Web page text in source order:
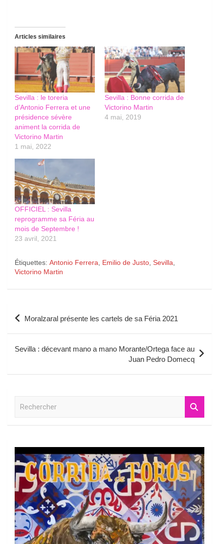
Articles similaires
Sevilla : le toreria
d’Antonio Ferrera et une
présidence sévère
animent la corrida de
Victorino Martin
1 mai, 2022
Sevilla : Bonne corrida de
Victorino Martin
4 mai, 2019
OFFICIEL : Sevilla
reprogramme sa Féria au
mois de Septembre !
23 avril, 2021
Étiquettes: Antonio Ferrera, Emilio de Justo, Sevilla,
Victorino Martin
Navigation
Moralzaral présente les cartels de sa Féria 2021
Sevilla : décevant mano a mano Morante/Ortega face au
Juan Pedro Domecq
r
c
h
e
r